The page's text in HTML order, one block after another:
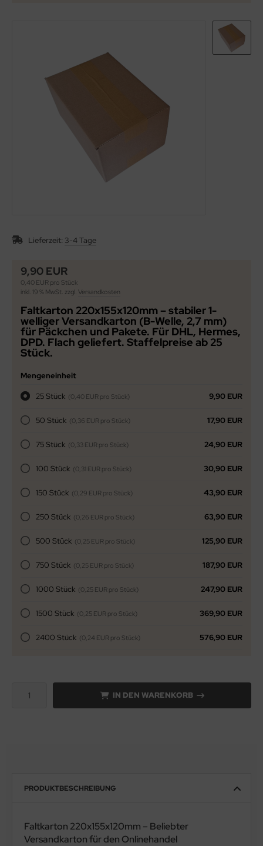
Lieferzeit: 3-4 Tage
9,90 EUR
0,40 EUR pro Stück
inkl. 19 % MwSt. zzgl. Versandkosten
Faltkarton 220x155x120mm – stabiler 1-
welliger Versandkarton (B-Welle, 2,7 mm)
für Päckchen und Pakete. Für DHL, Hermes,
DPD. Flach geliefert. Staffelpreise ab 25
Stück.
Mengeneinheit
25 Stück (0,40 EUR pro Stück) 9,90 EUR
50 Stück (0,36 EUR pro Stück) 17,90 EUR
75 Stück (0,33 EUR pro Stück) 24,90 EUR
100 Stück (0,31 EUR pro Stück) 30,90 EUR
150 Stück (0,29 EUR pro Stück) 43,90 EUR
250 Stück (0,26 EUR pro Stück) 63,90 EUR
500 Stück (0,25 EUR pro Stück) 125,90 EUR
750 Stück (0,25 EUR pro Stück) 187,90 EUR
1000 Stück (0,25 EUR pro Stück) 247,90 EUR
1500 Stück (0,25 EUR pro Stück) 369,90 EUR
2400 Stück (0,24 EUR pro Stück) 576,90 EUR
IN DEN WARENKORB
PRODUKTBESCHREIBUNG
Faltkarton 220x155x120mm – Beliebter
Versandkarton für den Onlinehandel